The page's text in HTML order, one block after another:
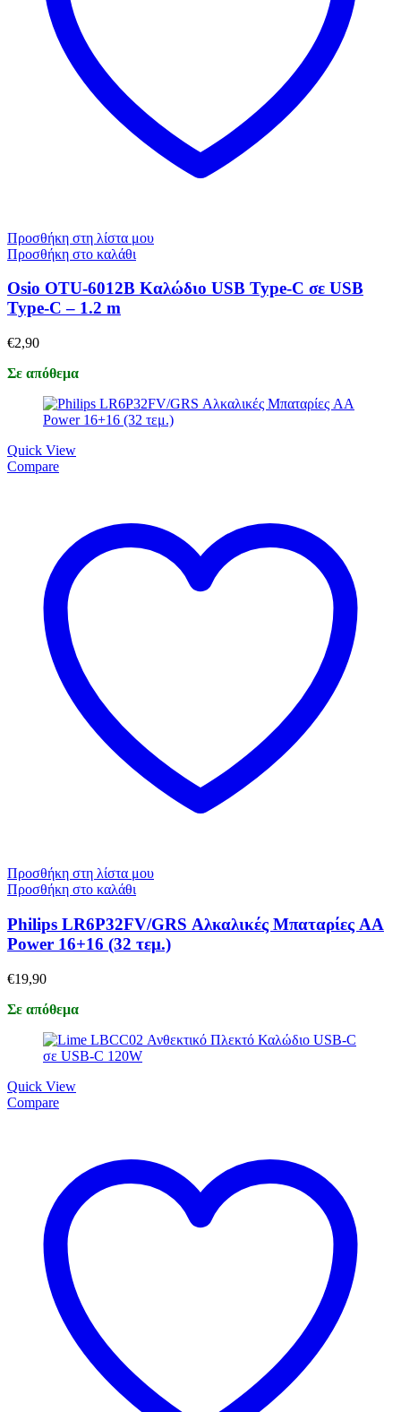
Προσθήκη στη λίστα μου
Προσθήκη στο καλάθι
Osio OTU-6012B Καλώδιο USB Type-C σε USB
Type-C – 1.2 m
€2,90
Σε απόθεμα
Quick View
Compare
Προσθήκη στη λίστα μου
Προσθήκη στο καλάθι
Philips LR6P32FV/GRS Αλκαλικές Μπαταρίες AA
Power 16+16 (32 τεμ.)
€19,90
Σε απόθεμα
Quick View
Compare